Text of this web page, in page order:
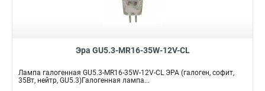
Эра GU5.3-MR16-35W-12V-CL
Лампа галогенная GU5.3-MR16-35W-12V-CL ЭРА (галоген, софит,
35Вт, нейтр, GU5.3)Галогенная лампа...